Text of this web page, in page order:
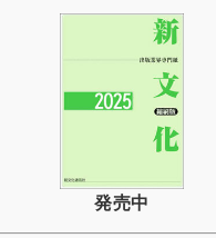
発売中